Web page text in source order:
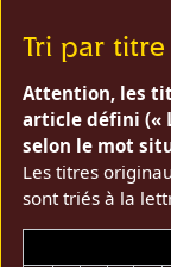
Tri par titre
Attention, les
article défini («
selon le mot
Les titres
sont triés à la